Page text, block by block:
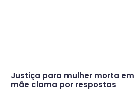
Justiça para mulher morta
mãe clama por respostas